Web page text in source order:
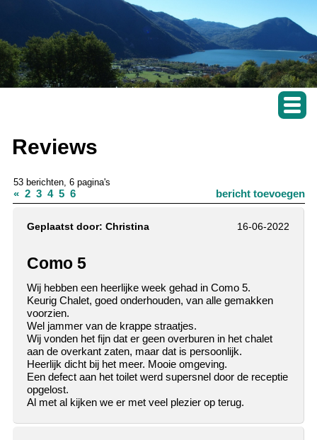
Reviews
53 berichten, 6 pagina's
bericht toevoegen
« 2 3 4 5 6
16-06-2022
Geplaatst door: Christina
Como 5
Wij hebben een heerlijke week gehad in Como 5.
Keurig Chalet, goed onderhouden, van alle gemakken
voorzien.
Wel jammer van de krappe straatjes.
Wij vonden het fijn dat er geen overburen in het chalet
aan de overkant zaten, maar dat is persoonlijk.
Heerlijk dicht bij het meer. Mooie omgeving.
Een defect aan het toilet werd supersnel door de receptie
opgelost.
Al met al kijken we er met veel plezier op terug.